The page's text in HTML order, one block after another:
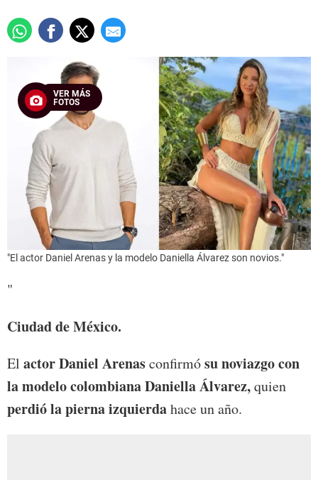
VER MÁS
FOTOS
"El actor Daniel Arenas y la modelo Daniella Álvarez son novios."
"
Ciudad de México.
El actor Daniel Arenasconfirmósu noviazgo con
la modelo colombiana Daniella Álvarez,quien
perdió la pierna izquierdahace un año.